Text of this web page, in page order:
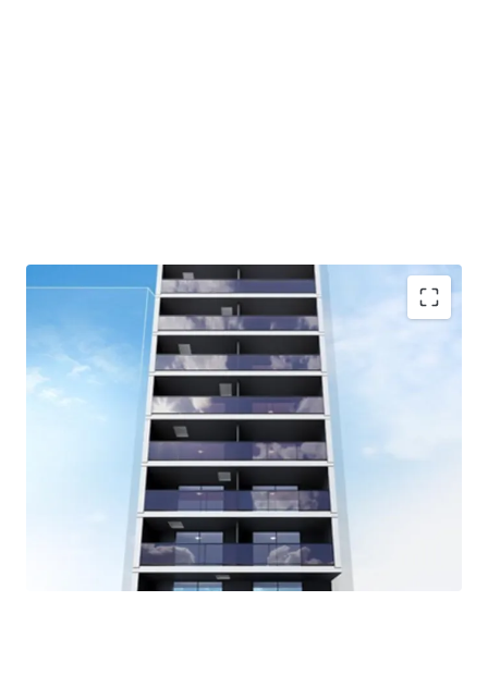
This is a residence building located at 8-20-32 Ginza, Chuo-
ku, Tokyo, with a total of 27 units, built in March 2025.